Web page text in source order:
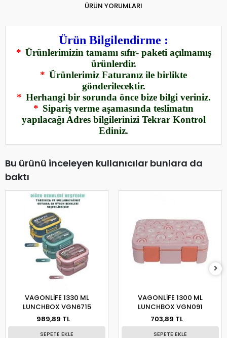
ÜRÜN YORUMLARI
Ürün Bilgilendirme :
* Ürünlerimizin tamamı sıfır- paketi açılmamış
ürünlerdir.
* Ürünlerimiz Faturanız ile birlikte
gönderilecektir.
* Herhangi bir sorunda önce bize bilgi veriniz.
* Sipariş verme aşamasında teslimatın
yapılacağı Adres bilgilerinizi Tekrar Kontrol
Ediniz.
Bu ürünü inceleyen kullanıcılar bunlara da
baktı
VAGONLİFE 1330 ML
LUNCHBOX VGN6715
989,89 TL
SEPETE EKLE
VAGONLİFE 1300 ML
LUNCHBOX VGN091
703,89 TL
SEPETE EKLE